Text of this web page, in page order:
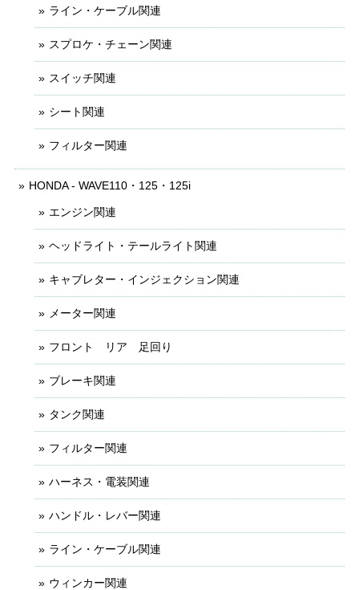
ライン・ケーブル関連
スプロケ・チェーン関連
スイッチ関連
シート関連
フィルター関連
HONDA - WAVE110・125・125i
エンジン関連
ヘッドライト・テールライト関連
キャブレター・インジェクション関連
メーター関連
フロント リア 足回り
ブレーキ関連
タンク関連
フィルター関連
ハーネス・電装関連
ハンドル・レバー関連
ライン・ケーブル関連
ウィンカー関連